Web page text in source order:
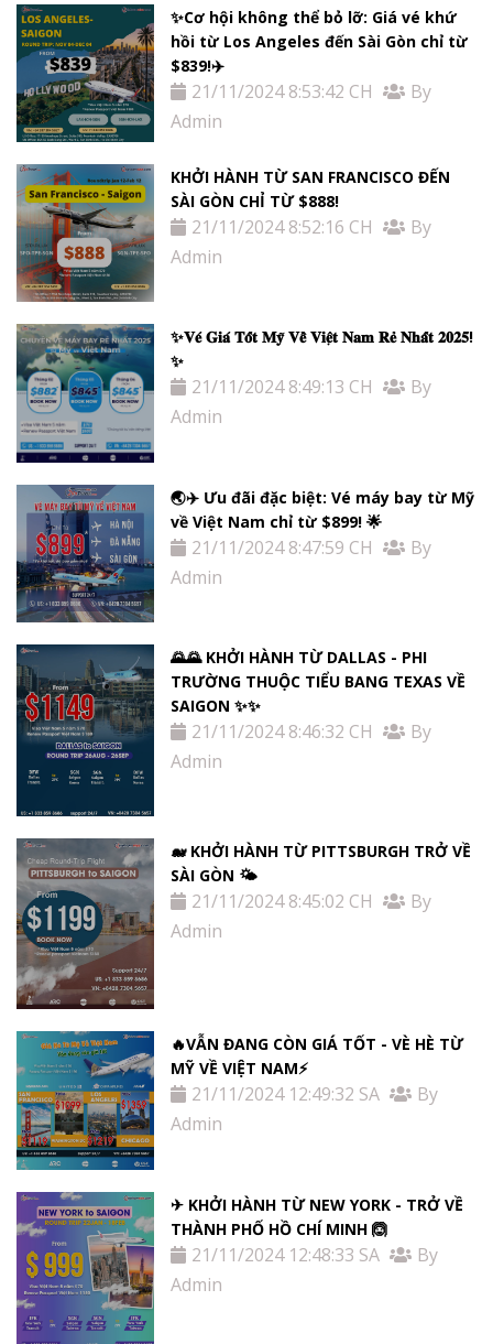
✨Cơ hội không thể bỏ lỡ: Giá vé khứ
hồi từ Los Angeles đến Sài Gòn chỉ từ
$839!✈️
21/11/2024 8:53:42 CH
By
Admin
KHỞI HÀNH TỪ SAN FRANCISCO ĐẾN
SÀI GÒN CHỈ TỪ $888!
21/11/2024 8:52:16 CH
By
Admin
✨𝐕𝐞́ 𝐆𝐢𝐚́ 𝐓𝐨̂́𝐭 𝐌𝐲̃ 𝐕𝐞̂̀ 𝐕𝐢𝐞̣̂𝐭 𝐍𝐚𝐦 𝐑𝐞̉ 𝐍𝐡𝐚̂́𝐭 𝟐𝟎𝟐𝟓!
✨
21/11/2024 8:49:13 CH
By
Admin
🌏✈️ Ưu đãi đặc biệt: Vé máy bay từ Mỹ
về Việt Nam chỉ từ $899! 🌟
21/11/2024 8:47:59 CH
By
Admin
🌄🌄 KHỞI HÀNH TỪ DALLAS - PHI
TRƯỜNG THUỘC TIỂU BANG TEXAS VỀ
SAIGON ✨✨
21/11/2024 8:46:32 CH
By
Admin
🐋 KHỞI HÀNH TỪ PITTSBURGH TRỞ VỀ
SÀI GÒN 🌤
21/11/2024 8:45:02 CH
By
Admin
🔥VẪN ĐANG CÒN GIÁ TỐT - VÈ HÈ TỪ
MỸ VỀ VIỆT NAM⚡️
21/11/2024 12:49:32 SA
By
Admin
✈ KHỞI HÀNH TỪ NEW YORK - TRỞ VỀ
THÀNH PHỐ HỒ CHÍ MINH 🙆
21/11/2024 12:48:33 SA
By
Admin